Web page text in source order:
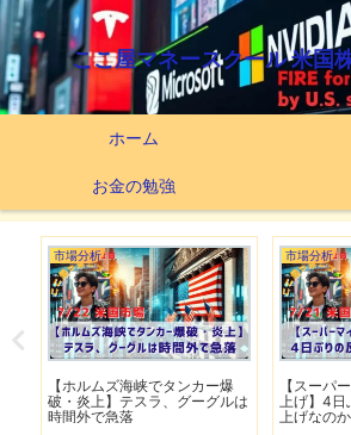
ここ屋マネースクール 米国
ホーム
お金の勉強
市場分析
【ホルムズ海峡でタンカー爆
破・炎上】テスラ、グーグルは
時間外で急落
市場分析
【スーパ
上げ】4
上げなのか